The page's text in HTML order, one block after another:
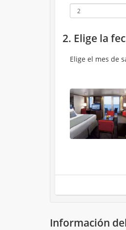
2. Elige la
Elige el mes de
Información